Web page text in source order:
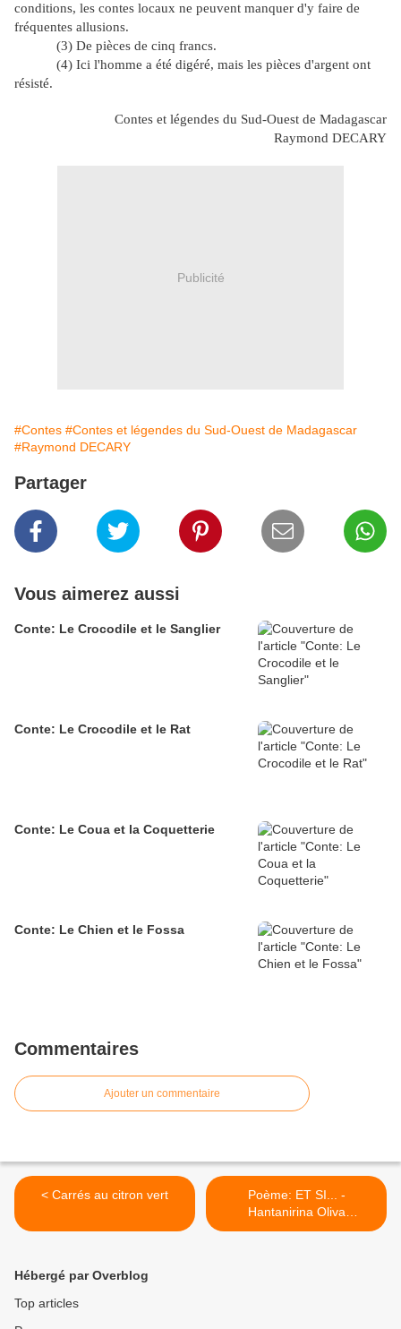
conditions, les contes locaux ne peuvent manquer d'y faire de
fréquentes allusions.
(3) De pièces de cinq francs.
(4) Ici l'homme a été digéré, mais les pièces d'argent ont
résisté.
Contes et légendes du Sud-Ouest de Madagascar
Raymond DECARY
Publicité
#Contes #Contes et légendes du Sud-Ouest de Madagascar
#Raymond DECARY
Partager
Vous aimerez aussi
Conte: Le Crocodile et le Sanglier
Conte: Le Crocodile et le Rat
Conte: Le Coua et la Coquetterie
Conte: Le Chien et le Fossa
Commentaires
Ajouter un commentaire
< Carrés au citron vert
Poème: ET SI... -
Hantanirina Oliva
Rajoharison >
Hébergé par Overblog
Top articles